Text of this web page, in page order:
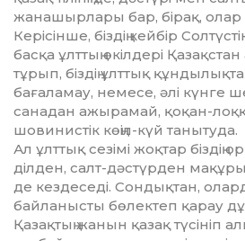
жанашырлары бар, бірақ, олар
Керісінше, біздің кейбір
басқа ұлт­тың өкілдері
тұрып, біздің ұлттық
бағаламау, немесе, әлі күнге
санадан ажырамай, қоқан-
шовинистік көңіл-күй танытуда.
Ал ұлттық сезімі жоқтар біздің
ділден, салт-дәс­түрден
де кездеседі. Сондықтан,
байланысты бөлектеп қа­рау
Қазақтың жанын қазақ түсініп